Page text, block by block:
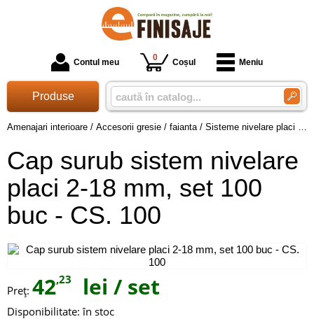
Contul meu 0 Coșul Meniu
Produse
Amenajari interioare / Accesorii gresie / faianta/ Sisteme nivelare placi ceramice
Cap surub sistem nivelare
placi 2-18 mm, set 100
buc - CS. 100
Preţ: 42,23 lei / set
Disponibilitate: în stoc